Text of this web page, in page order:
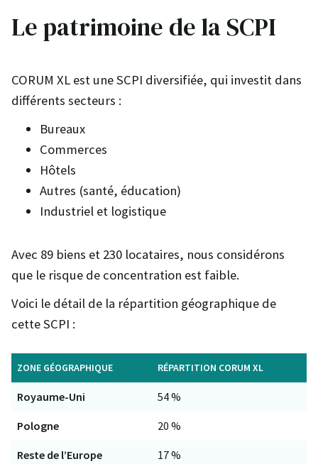
Le patrimoine de la SCPI
CORUM XL est une SCPI diversifiée, qui investit dans
différents secteurs :
Bureaux
Commerces
Hôtels
Autres (santé, éducation)
Industriel et logistique
Avec 89 biens et 230 locataires, nous considérons
que le risque de concentration est faible.
Voici le détail de la répartition géographique de
cette SCPI :
ZONE GÉOGRAPHIQUE RÉPARTITION CORUM XL
Royaume-Uni 54 %
Pologne 20 %
Reste de l’Europe 17 %